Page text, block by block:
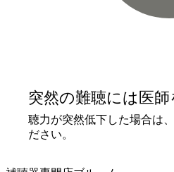
突然の難聴には医師
聴力が突然低下した場合は
ださい。